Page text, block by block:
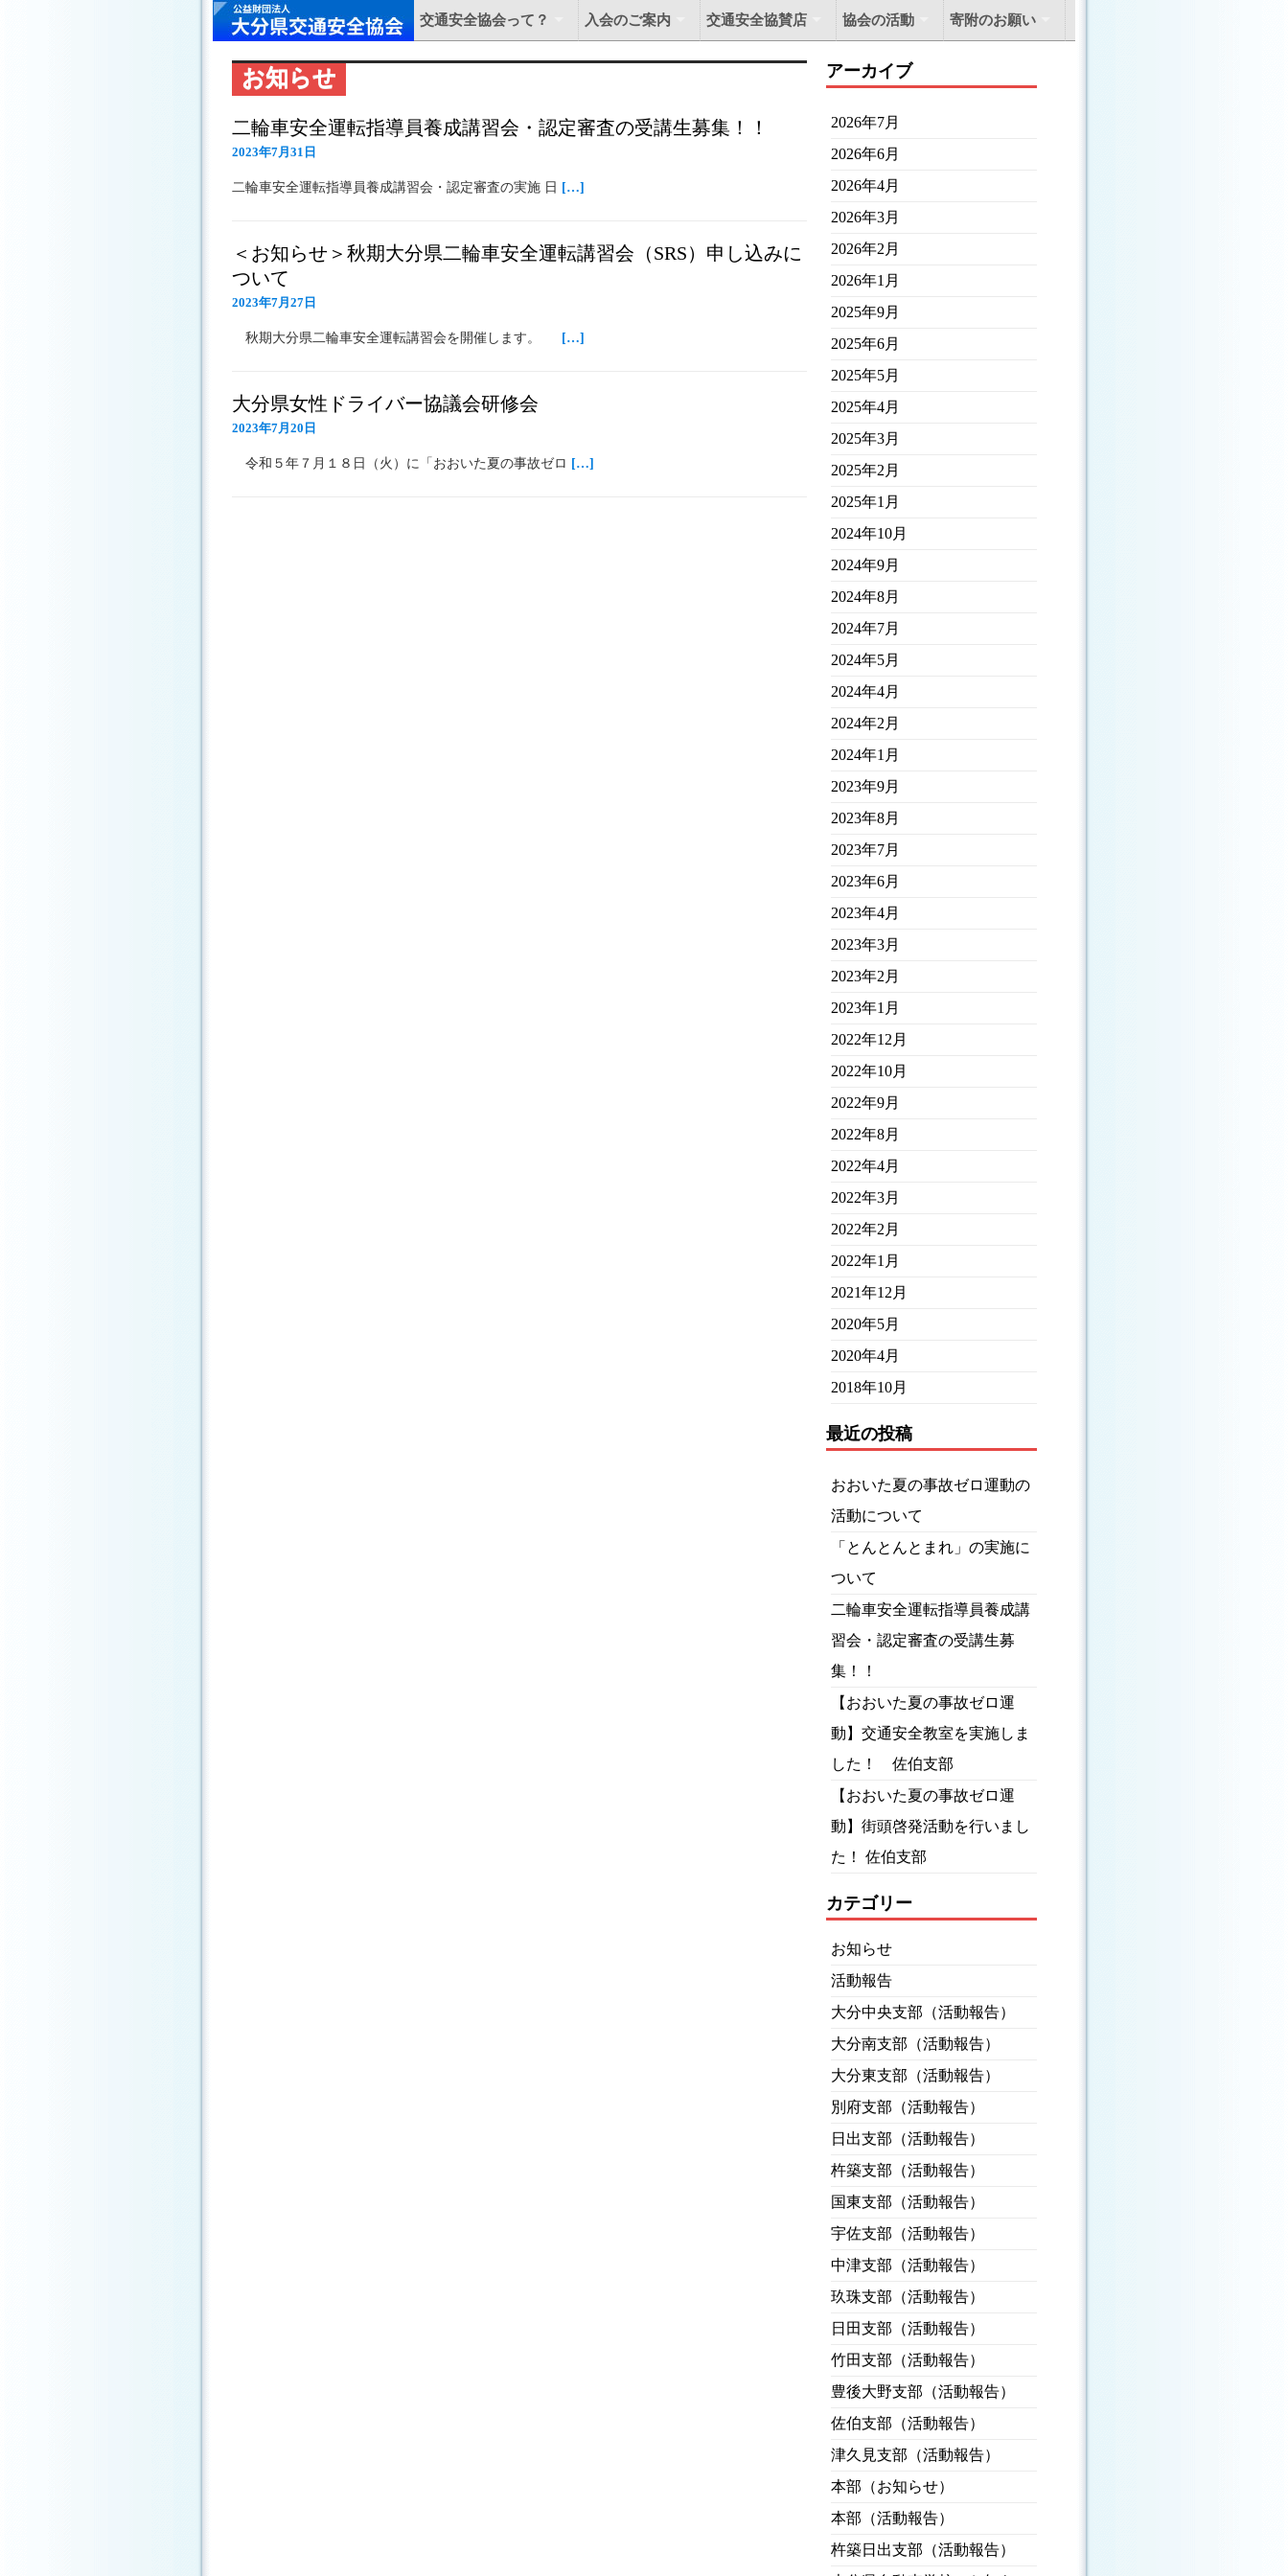
交通安全協会って？ 入会のご案内 交通安全協賛店 協会の活動 寄附のお願い
お知らせ
二輪車安全運転指導員養成講習会・認定審査の受講生募集！！
2023年7月31日
二輪車安全運転指導員養成講習会・認定審査の実施 日 […]
＜お知らせ＞秋期大分県二輪車安全運転講習会（SRS）申し込みに
ついて
2023年7月27日
秋期大分県二輪車安全運転講習会を開催します。 […]
大分県女性ドライバー協議会研修会
2023年7月20日
令和５年７月１８日（火）に「おおいた夏の事故ゼロ […]
アーカイブ
2026年7月
2026年6月
2026年4月
2026年3月
2026年2月
2026年1月
2025年9月
2025年6月
2025年5月
2025年4月
2025年3月
2025年2月
2025年1月
2024年10月
2024年9月
2024年8月
2024年7月
2024年5月
2024年4月
2024年2月
2024年1月
2023年9月
2023年8月
2023年7月
2023年6月
2023年4月
2023年3月
2023年2月
2023年1月
2022年12月
2022年10月
2022年9月
2022年8月
2022年4月
2022年3月
2022年2月
2022年1月
2021年12月
2020年5月
2020年4月
2018年10月
最近の投稿
おおいた夏の事故ゼロ運動の
活動について
「とんとんとまれ」の実施に
ついて
二輪車安全運転指導員養成講
習会・認定審査の受講生募
集！！
【おおいた夏の事故ゼロ運
動】交通安全教室を実施しま
した！ 佐伯支部
【おおいた夏の事故ゼロ運
動】街頭啓発活動を行いまし
た！ 佐伯支部
カテゴリー
お知らせ
活動報告
大分中央支部（活動報告）
大分南支部（活動報告）
大分東支部（活動報告）
別府支部（活動報告）
日出支部（活動報告）
杵築支部（活動報告）
国東支部（活動報告）
宇佐支部（活動報告）
中津支部（活動報告）
玖珠支部（活動報告）
日田支部（活動報告）
竹田支部（活動報告）
豊後大野支部（活動報告）
佐伯支部（活動報告）
津久見支部（活動報告）
本部（お知らせ）
本部（活動報告）
杵築日出支部（活動報告）